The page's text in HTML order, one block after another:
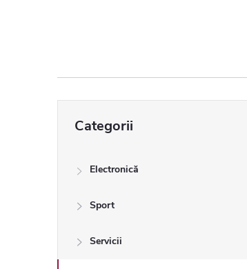
l
a
a
pesteCategorii
Electronică
Sport
Servicii